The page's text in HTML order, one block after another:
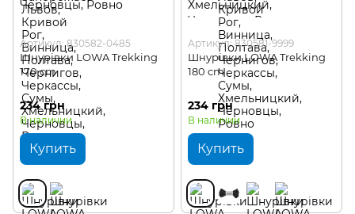
Артикул: 830582-0485
Шнурівки LOWA Trekking
170 cm
234 грн
В наличии
Купить
Артикул: 830581-9999
Шнурівки LOWA Trekking
180 cm
234 грн
В наличии
Купить